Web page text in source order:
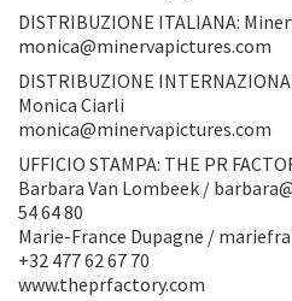
DISTRIBUZIONE ITALIANA:
monica@minervapictures.com
DISTRIBUZIONE
Monica Ciarli
monica@minervapictures.com
UFFICIO STAMPA: THE PR
Barbara Van Lombeek /
54 64 80
Marie-France Dupagne /
+32 477 62 67 70
www.theprfactory.com